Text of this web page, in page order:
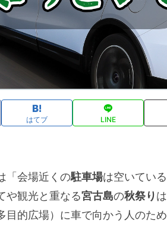
はてブ LINE
「会場近くの駐車場は空いてい
や観光と重なる宮古島の秋祭り
目的広場）に車で向かう人のた